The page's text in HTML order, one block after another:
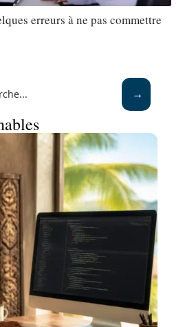
erreurs à ne pas commettre